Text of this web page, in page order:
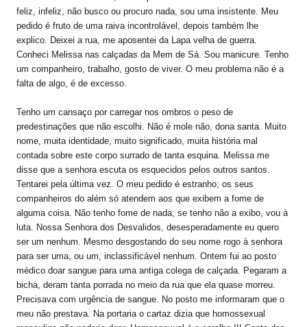
feliz, infeliz, não busco ou procuro nada, sou uma insistente. Meu
pedido é fruto de uma raiva incontrolável, depois também lhe
explico. Deixei a rua, me aposentei da Lapa velha de guerra.
Conheci Melissa nas calçadas da Mem de Sá. Sou manicure. Tenho
um companheiro, trabalho, gosto de viver. O meu problema não é a
falta de algo, é de excesso.
Tenho um cansaço por carregar nos ombros o peso de
predestinações que não escolhi. Não é mole não, dona santa. Muito
nome, muita identidade, muito significado, muita história mal
contada sobre este corpo surrado de tanta esquina. Melissa me
disse que a senhora escuta os esquecidos pelos outros santos.
Tentarei pela última vez. O meu pedido é estranho; os seus
companheiros do além só atendem aos que exibem a fome de
alguma coisa. Não tenho fome de nada; se tenho não a exibo, vou à
luta. Nossa Senhora dos Desvalidos, desesperadamente eu quero
ser um nenhum. Mesmo desgostando do seu nome rogo à senhora
para ser uma, ou um, inclassificável nenhum. Ontem fui ao posto
médico doar sangue para uma antiga colega de calçada. Pegaram a
bicha, deram tanta porrada no meio da rua que ela quase morreu.
Precisava com urgência de sangue. No posto me informaram que o
meu não prestava. Na portaria o cartaz dizia que homossexual